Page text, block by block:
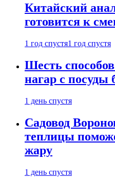
Китайский
готовится к
1 год спустя1 год спустя
Шесть
нагар с посуды
1 день спустя
Садовод
теплицы
жару
1 день спустя